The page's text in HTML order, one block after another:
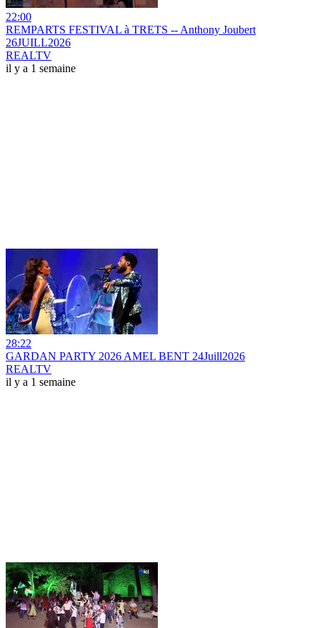
22:00
REMPARTS FESTIVAL à TRETS -- Anthony Joubert
26JUILL2026
REALTV
il y a 1 semaine
28:22
GARDAN PARTY 2026 AMEL BENT 24Juill2026
REALTV
il y a 1 semaine